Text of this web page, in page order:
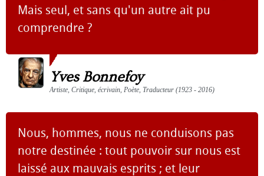
Mais seul, et sans qu'un autre ait pu
comprendre ?
Yves Bonnefoy
Artiste, Critique, écrivain, Poète, Traducteur (1923 - 2016)
Nous, hommes, nous ne conduisons pas
notre destinée : tout pouvoir sur nous est
laissé aux mauvais esprits ; et leur